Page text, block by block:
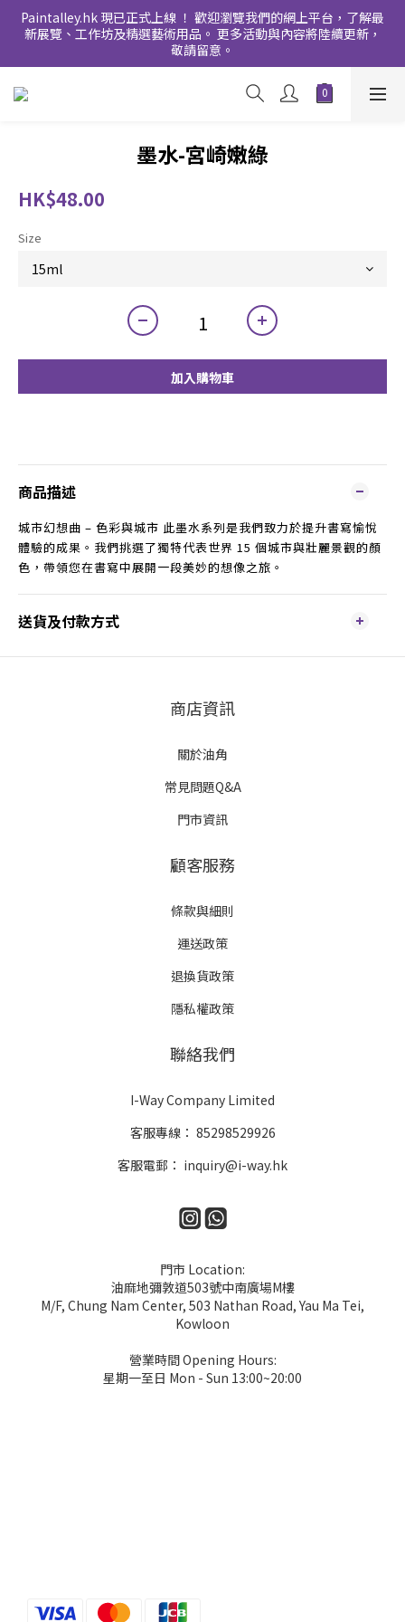
Paintalley.hk 現已正式上線 ！ 歡迎瀏覽我們的網上平台，了解最
新展覽、工作坊及精選藝術用品。 更多活動與內容將陸續更新，
敬請留意。
墨水-宮崎嫩綠
HK$48.00
Size
加入購物車
商品描述
城市幻想曲 – 色彩與城市 此墨水系列是我們致力於提升書寫愉悅
體驗的成果。我們挑選了獨特代表世界 15 個城市與壯麗景觀的顏
色，帶領您在書寫中展開一段美妙的想像之旅。
送貨及付款方式
商店資訊
關於油角
常見問題Q&A
門市資訊
顧客服務
條款與細則
運送政策
退換貨政策
隱私權政策
聯絡我們
I-Way Company Limited
客服專線： 85298529926
客服電郵： inquiry@i-way.hk
門市 Location:
油麻地彌敦道503號中南廣場M樓
M/F, Chung Nam Center, 503 Nathan Road, Yau Ma Tei,
Kowloon
營業時間 Opening Hours:
星期一至日 Mon - Sun 13:00~20:00